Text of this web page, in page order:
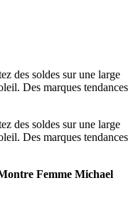
des soldes sur une large
Des marques tendances
des soldes sur une large
Des marques tendances
Femme Michael